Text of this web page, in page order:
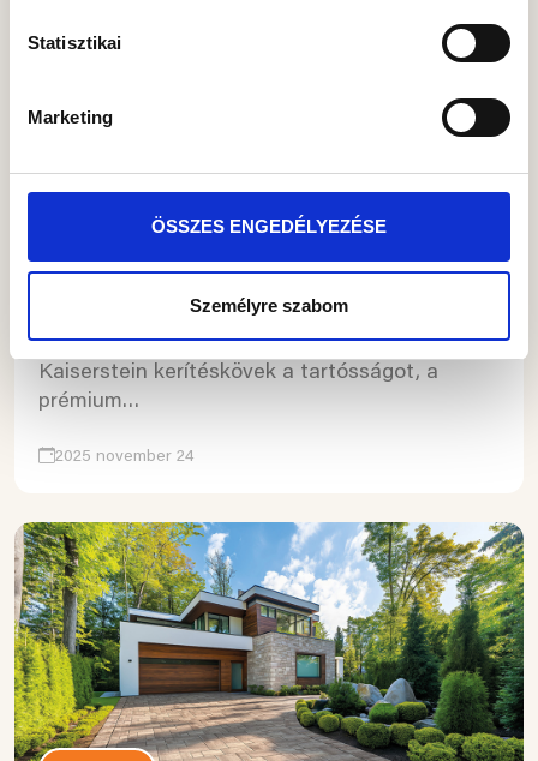
Munkánk megkönnyítése érdekében kérjük válaszd az
Statisztikai
Marketing
ÖSSZES ENGEDÉLYEZÉSE
Személyre szabom
Stílusos Leier kerítéskövek
Egy szép kerítés nemcsak védi az otthont,
hanem megadja annak karakterét is. A Leier
Kaiserstein kerítéskövek a tartósságot, a
prémium…
2025 november 24